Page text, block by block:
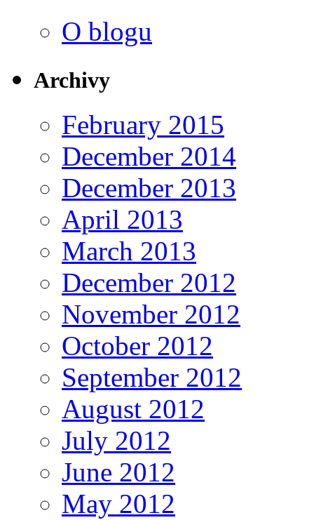
O blogu
Archivy
February 2015
December 2014
December 2013
April 2013
March 2013
December 2012
November 2012
October 2012
September 2012
August 2012
July 2012
June 2012
May 2012